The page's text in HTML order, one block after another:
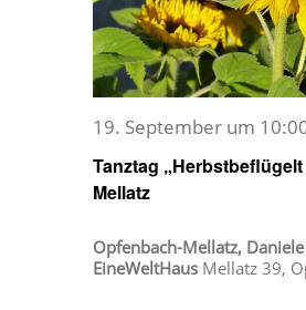
Tanztag
Mellatz
19. September um
Opfenbach-Mellatz,
EineWeltHaus Mellatz 39,